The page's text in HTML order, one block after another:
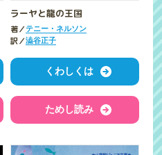
ラーヤと龍の王国
著／テニー・ネルソン
訳／澁谷正子
くわしくは
ためし読み